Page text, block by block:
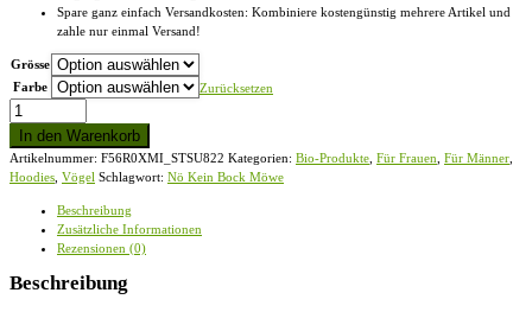
Spare ganz einfach Versandkosten: Kombiniere kostengünstig mehrere Artikel und
zahle nur einmal Versand!
Grösse
Farbe
Zurücksetzen
Nö
Kein
Bock
Möwe
-
In den Warenkorb
Artikelnummer: F56R0XMI_STSU822 Kategorien: Bio-Produkte Für Frauen Für Männer
Hoodies Vögel Schlagwort: Nö Kein Bock Möwe
Beschreibung
Zusätzliche Informationen
Rezensionen (0)
Beschreibung